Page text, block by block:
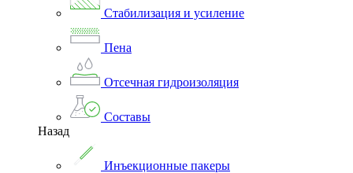
Стабилизация и усиление
Пена
Отсечная гидроизоляция
Составы
Назад
Инъекционные пакеры